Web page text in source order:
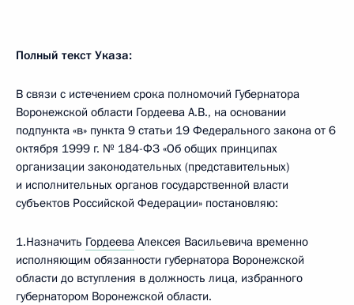
Полный текст Указа:
В связи с истечением срока полномочий Губернатора
Воронежской области Гордеева А.В., на основании
подпункта «в» пункта 9 статьи 19 Федерального закона от 6
октября 1999 г. № 184-ФЗ «Об общих принципах
организации законодательных (представительных)
и исполнительных органов государственной власти
субъектов Российской Федерации» постановляю:
1.Назначить Гордеева Алексея Васильевича временно
исполняющим обязанности губернатора Воронежской
области до вступления в должность лица, избранного
губернатором Воронежской области.